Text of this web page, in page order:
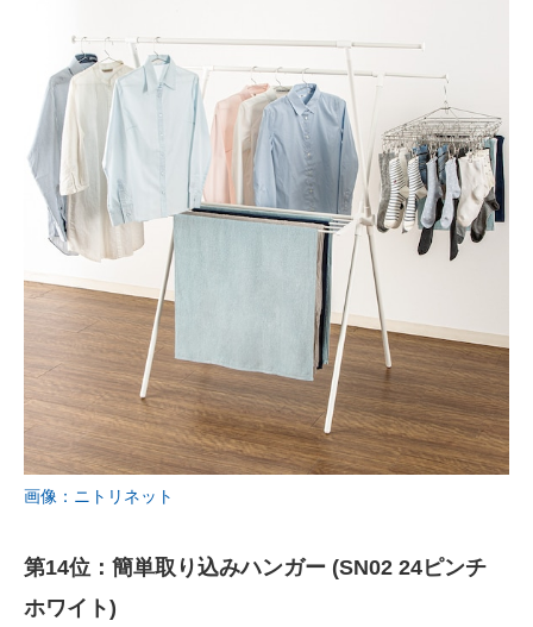
画像：ニトリネット
第14位：簡単取り込みハンガー (SN02 24ピンチ
ホワイト)